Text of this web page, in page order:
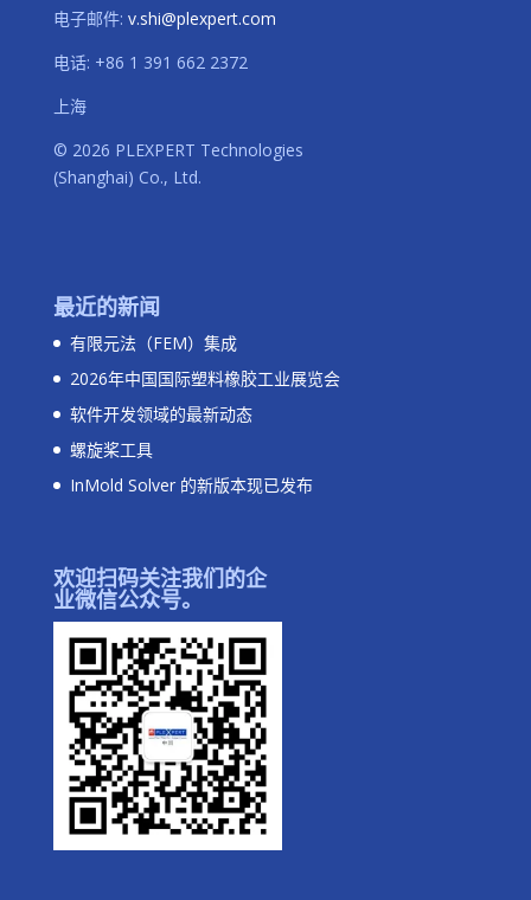
电子邮件: v.shi@plexpert.com
电话: +86 1 391 662 2372
上海
© 2026 PLEXPERT Technologies
(Shanghai) Co., Ltd.
最近的新闻
有限元法（FEM）集成
2026年中国国际塑料橡胶工业展览会
软件开发领域的最新动态
螺旋桨工具
InMold Solver 的新版本现已发布
欢迎扫码关注我们的企
业微信公众号。